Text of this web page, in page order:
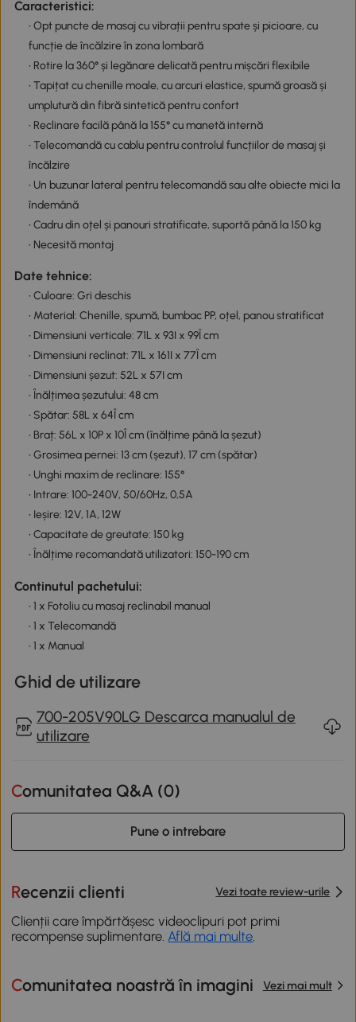
Caracteristici:
• Opt puncte de masaj cu vibrații pentru spate și picioare, cu
funcție de încălzire în zona lombară
• Rotire la 360° și legănare delicată pentru mișcări flexibile
• Tapițat cu chenille moale, cu arcuri elastice, spumă groasă și
umplutură din fibră sintetică pentru confort
• Reclinare facilă până la 155° cu manetă internă
• Telecomandă cu cablu pentru controlul funcțiilor de masaj și
încălzire
• Un buzunar lateral pentru telecomandă sau alte obiecte mici la
îndemână
• Cadru din oțel și panouri stratificate, suportă până la 150 kg
• Necesită montaj
Date tehnice:
• Culoare: Gri deschis
• Material: Chenille, spumă, bumbac PP, oțel, panou stratificat
• Dimensiuni verticale: 71L x 93I x 99Î cm
• Dimensiuni reclinat: 71L x 161I x 77Î cm
• Dimensiuni șezut: 52L x 57I cm
• Înălțimea șezutului: 48 cm
• Spătar: 58L x 64Î cm
• Braț: 56L x 10P x 10Î cm (înălțime până la șezut)
• Grosimea pernei: 13 cm (șezut), 17 cm (spătar)
• Unghi maxim de reclinare: 155°
• Intrare: 100-240V, 50/60Hz, 0,5A
• Ieșire: 12V, 1A, 12W
• Capacitate de greutate: 150 kg
• Înălțime recomandată utilizatori: 150-190 cm
Continutul pachetului:
• 1 x Fotoliu cu masaj reclinabil manual
• 1 x Telecomandă
• 1 x Manual
Ghid de utilizare
700-205V90LG Descarca manualul de
utilizare
Comunitatea Q&A (0)
Pune o intrebare
Recenzii clienti Vezi toate review-urile
Clienții care împărtășesc videoclipuri pot primi
recompense suplimentare. Află mai multe.
Comunitatea noastră în imagini Vezi mai mult